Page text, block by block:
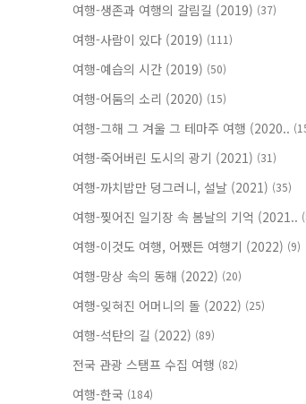
여행-생존과 여행의 갈림길 (2019) (37)
여행-사람이 있다 (2019) (111)
여행-예습의 시간 (2019) (50)
여행-어둠의 소리 (2020) (15)
여행-그해 그 겨울 그 테마주 여행 (2020..
여행-죽어버린 도시의 광기 (2021) (31)
여행-까치밥만 덩그러니, 설날 (2021) (35)
여행-찢어진 일기장 속 봄날의 기억 (2021..
여행-이것도 여행, 어쨌든 여행기 (2022) (9)
여행-망상 속의 동해 (2022) (20)
여행-잊혀진 어머니의 돌 (2022) (25)
여행-석탄의 길 (2022) (89)
전국 관광 스탬프 수집 여행 (82)
여행-한국 (184)